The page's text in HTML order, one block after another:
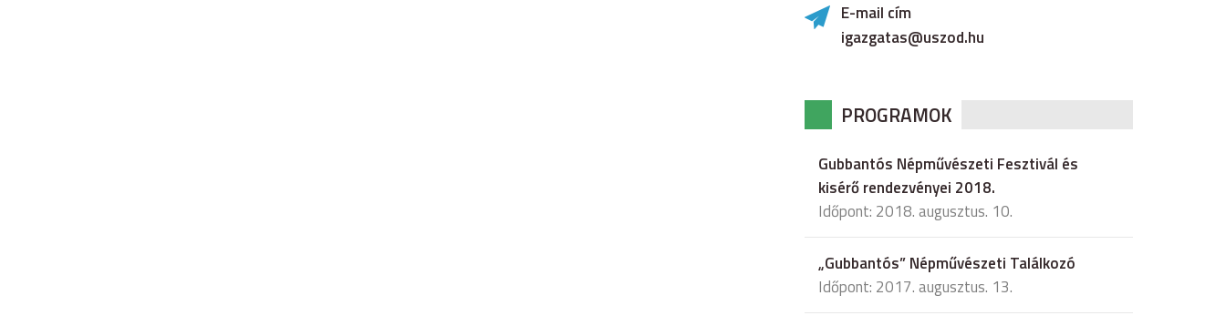
E-mail cím
igazgatas@uszod.hu
PROGRAMOK
Gubbantós Népművészeti Fesztivál és
kisérő rendezvényei 2018.
Időpont: 2018. augusztus. 10.
„Gubbantós” Népművészeti Találkozó
Időpont: 2017. augusztus. 13.